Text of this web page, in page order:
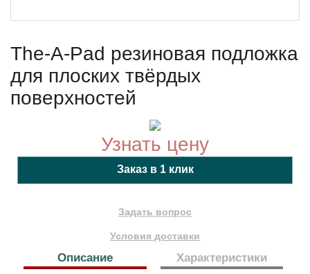
The-A-Pad резиновая подложка
для плоских твёрдых
поверхностей
Узнать цену
Задать вопрос
Условия доставки
Описание
Характеристики